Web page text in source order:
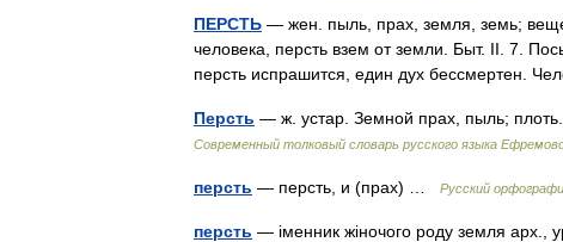
ПЕРСТЬ — жен. пыль, прах, земля, земь;
человека, персть взем от земли. Быт. II. 7.
персть испрашится, един дух бессмертен.
Персть — ж. устар. Земной прах, пыль;
Современный толковый словарь русского языка
персть — персть, и (прах) … Русский
персть — іменник жіночого роду земля арх.,